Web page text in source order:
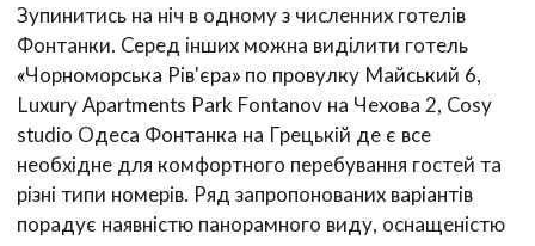
Зупинитись на ніч в одному з численних готелів
Фонтанки. Серед інших можна виділити готель
«Чорноморська Рів'єра» по провулку Майський 6,
Luxury Apartments Park Fontanov на Чехова 2, Cosy
studio Одеса Фонтанка на Грецькій де є все
необхідне для комфортного перебування гостей та
різні типи номерів. Ряд запропонованих варіантів
порадує наявністю панорамного виду, оснащеністю